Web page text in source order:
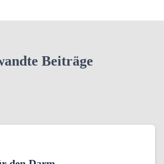
Beiträge